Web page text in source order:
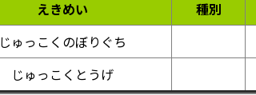
えきめい 種別
じゅっこくのぼりぐち
じゅっこくとうげ